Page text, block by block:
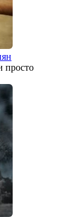
просто